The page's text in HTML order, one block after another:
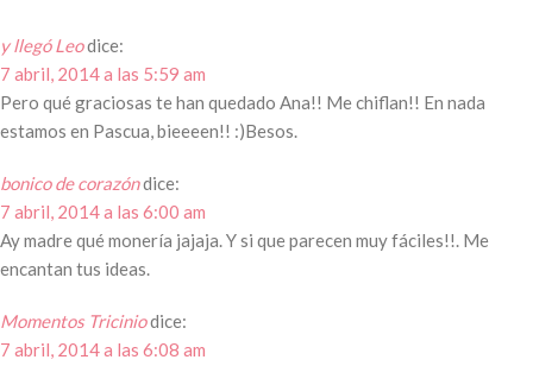
y llegó Leodice:
7 abril, 2014 a las 5:59 am
Pero qué graciosas te han quedado Ana!! Me chiflan!! En nada
estamos en Pascua, bieeeen!! :)Besos.
bonico de corazóndice:
7 abril, 2014 a las 6:00 am
Ay madre qué monería jajaja. Y si que parecen muy fáciles!!. Me
encantan tus ideas.
Momentos Triciniodice:
7 abril, 2014 a las 6:08 am